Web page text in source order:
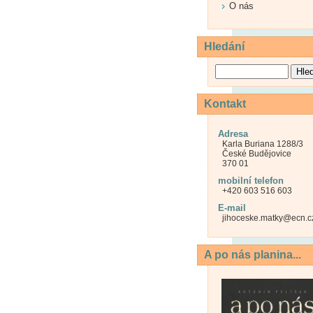
O nás
Hledání
Kontakt
Adresa
Karla Buriana 1288/3
České Budějovice
370 01
mobilní telefon
+420 603 516 603
E-mail
A po nás planina...